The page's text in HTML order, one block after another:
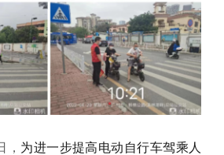
， 为进一步提高电动自行车驾乘人